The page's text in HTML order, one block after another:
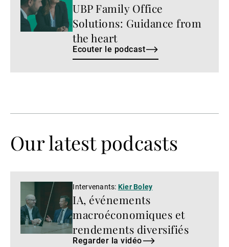
podcast
UBP Family Office
Solutions: Guidance from
the heart
Ecouter le podcast
Our latest podcasts
Regarder
la
vidéo
IA, événements
macroéconomiques et
rendements diversifiés
Intervenants: Kier Boley
Regarder la vidéo